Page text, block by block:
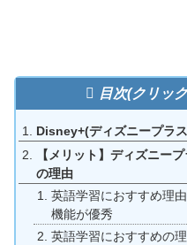
目次(クリッ
Disney+(ディズニープラ
【メリット】ディズニー
の理由
英語学習におすすめ理
機能が優秀
英語学習におすすめの